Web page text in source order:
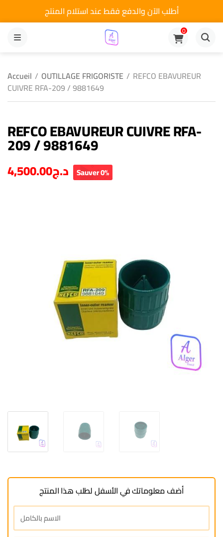
أطلب الآن والدفع فقط عند استلام المنتج
MENU
0
Accueil / OUTILLAGE FRIGORISTE / REFCO EBAVUREUR
CUIVRE RFA-209 / 9881649
REFCO EBAVUREUR CUIVRE RFA-
209 / 9881649
د.ج4,500.00 Sauver 0%
أضف معلوماتك في الأسفل لطلب هذا المنتج